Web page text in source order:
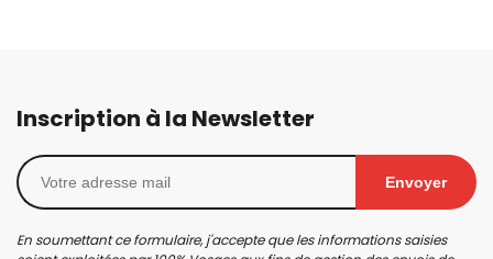
Inscription à la Newsletter
Envoyer
En soumettant ce formulaire, j'accepte que les informations saisies